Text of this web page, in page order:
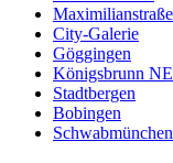
Maximilianstraße
City-Galerie
Göggingen
Königsbrunn
Stadtbergen
Bobingen
Schwabmünchen